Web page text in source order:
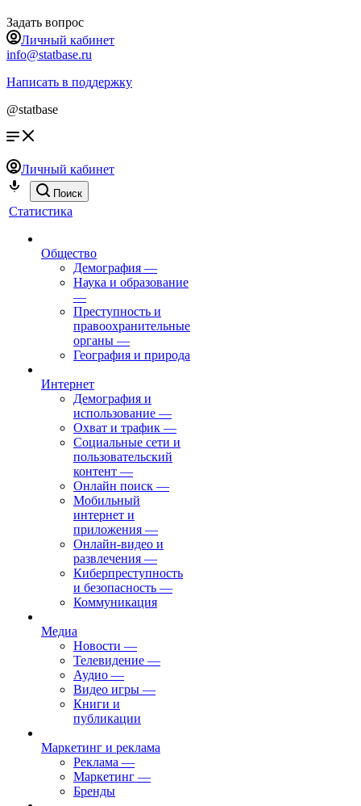
Задать вопрос
Личный кабинет
info@statbase.ru
Написать в поддержку
@statbase
Личный кабинет
Поиск
Статистика
Общество
Демография —
Наука и образование
—
Преступность и
правоохранительные
органы —
География и природа
Интернет
Демография и
использование —
Охват и трафик —
Социальные сети и
пользовательский
контент —
Онлайн поиск —
Мобильный
интернет и
приложения —
Онлайн-видео и
развлечения —
Киберпреступность
и безопасность —
Коммуникация
Медиа
Новости —
Телевидение —
Аудио —
Видео игры —
Книги и
публикации
Маркетинг и реклама
Реклама —
Маркетинг —
Бренды